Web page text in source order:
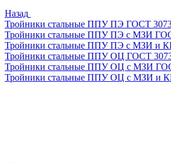
Назад
Тройники стальные ППУ ПЭ ГОСТ
Тройники стальные ППУ ПЭ с МЗИ
Тройники стальные ППУ ПЭ с МЗИ и
Тройники стальные ППУ ОЦ ГОСТ
Тройники стальные ППУ ОЦ с МЗИ
Тройники стальные ППУ ОЦ с МЗИ и